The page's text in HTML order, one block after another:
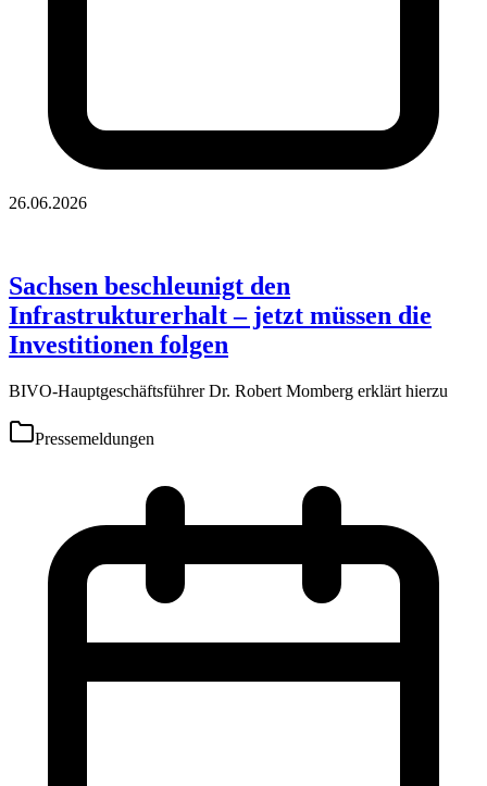
26.06.2026
Sachsen beschleunigt den
Infrastrukturerhalt – jetzt müssen die
Investitionen folgen
BIVO-Hauptgeschäftsführer Dr. Robert Momberg erklärt hierzu
Pressemeldungen